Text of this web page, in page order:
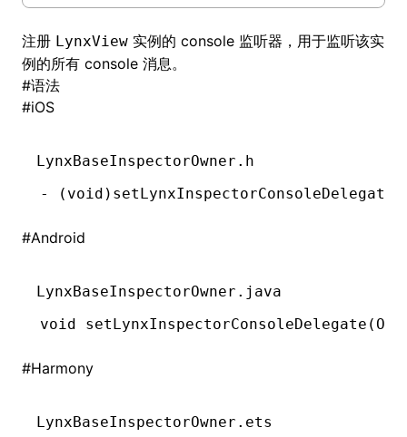
注册 LynxView 实例的 console 监听器，用于监听该实
例的所有 console 消息。
#语法
#iOS
LynxBaseInspectorOwner.h
-
( void
#Android
LynxBaseInspectorOwner.java
void setLynxInspectorConsoleDelegate(
#Harmony
LynxBaseInspectorOwner.ets